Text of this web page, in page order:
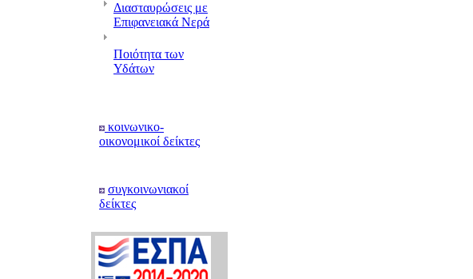
Διασταυρώσεις με
Επιφανειακά Νερά
Ποιότητα των
Υδάτων
κοινωνικο-
οικονομικοί δείκτες
συγκοινωνιακοί
δείκτες